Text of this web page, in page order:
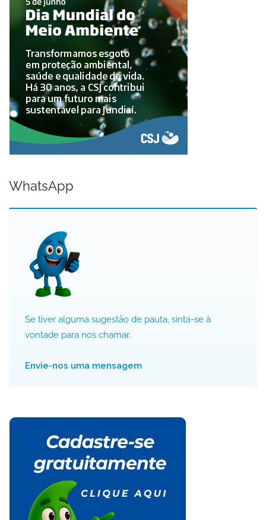
WhatsApp
Se tiver alguma sugestão de pauta, sinta-se à
vontade para nos chamar.
Envie-nos uma mensagem